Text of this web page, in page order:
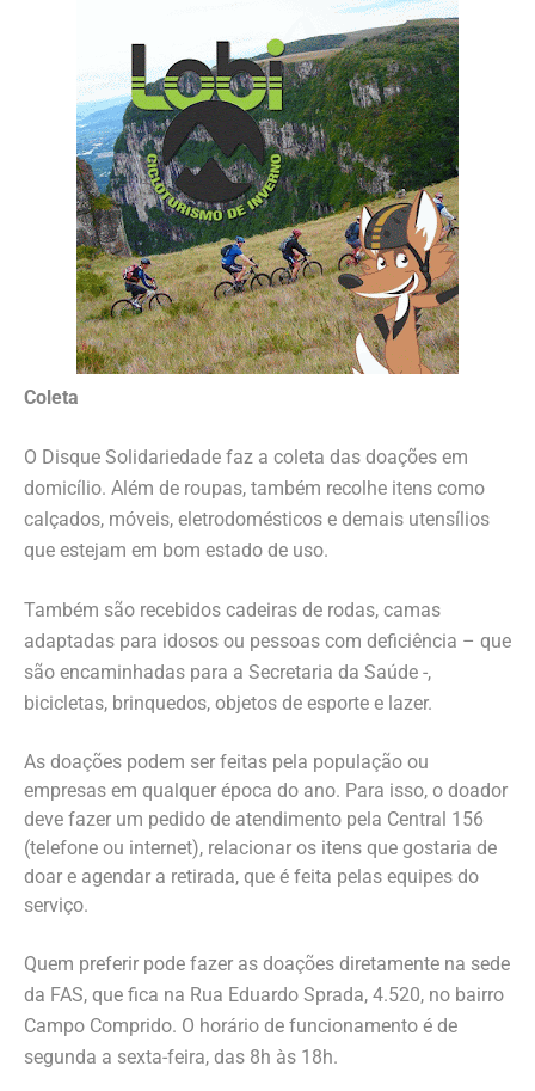
Coleta
O Disque Solidariedade faz a coleta das doações em
domicílio. Além de roupas, também recolhe itens como
calçados, móveis, eletrodomésticos e demais utensílios
que estejam em bom estado de uso.
Também são recebidos cadeiras de rodas, camas
adaptadas para idosos ou pessoas com deficiência – que
são encaminhadas para a Secretaria da Saúde -,
bicicletas, brinquedos, objetos de esporte e lazer.
As doações podem ser feitas pela população ou
empresas em qualquer época do ano. Para isso, o doador
deve fazer um pedido de atendimento pela Central 156
(telefone ou internet), relacionar os itens que gostaria de
doar e agendar a retirada, que é feita pelas equipes do
serviço.
Quem preferir pode fazer as doações diretamente na sede
da FAS, que fica na Rua Eduardo Sprada, 4.520, no bairro
Campo Comprido. O horário de funcionamento é de
segunda a sexta-feira, das 8h às 18h.